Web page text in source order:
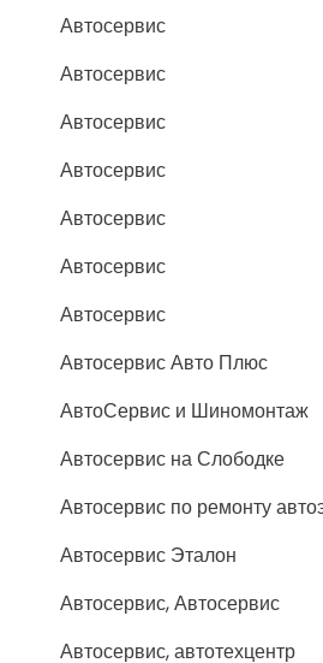
Автосервис
Автосервис
Автосервис
Автосервис
Автосервис
Автосервис
Автосервис
Автосервис Авто Плюс
АвтоСервис и Шиномонтаж
Автосервис на Слободке
Автосервис по ремонту
Автосервис Эталон
Автосервис, Автосервис
Автосервис, автотехцентр